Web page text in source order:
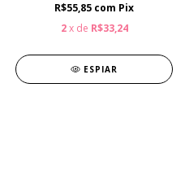
R$55,85 com Pix
2 x de R$33,24
ESPIAR